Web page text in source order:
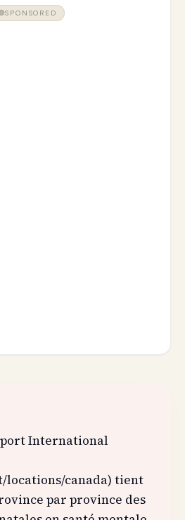
SPONSORED
International
locations/canada) tient
par province des